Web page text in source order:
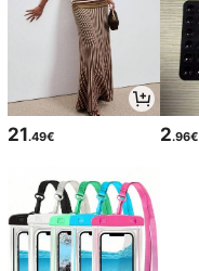
21.49€ 2.96€